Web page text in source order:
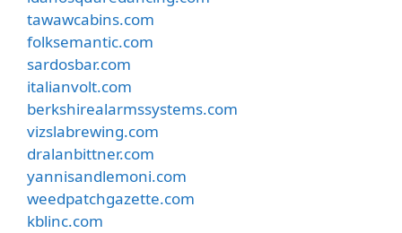
tawawcabins.com
folksemantic.com
sardosbar.com
italianvolt.com
berkshirealarmssystems.com
vizslabrewing.com
dralanbittner.com
yannisandlemoni.com
weedpatchgazette.com
kblinc.com